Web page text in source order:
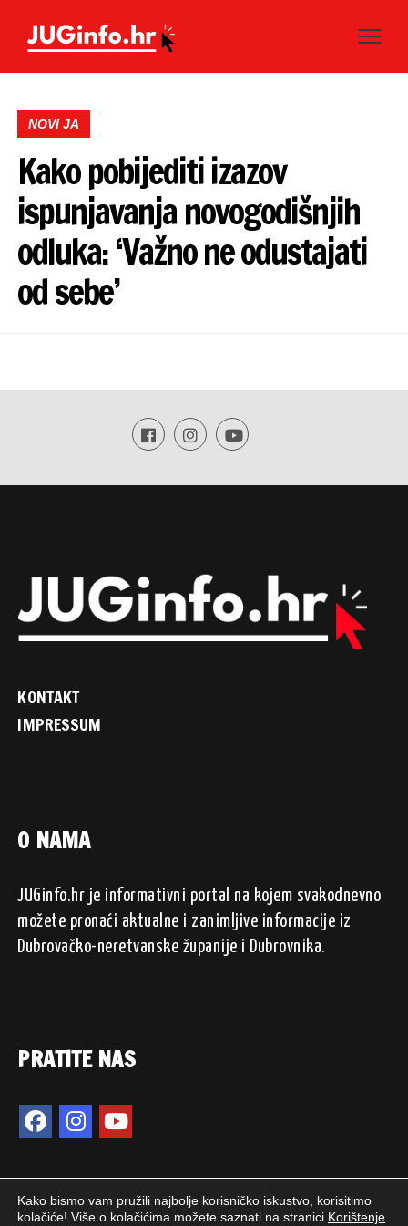
NOVI JA
Kako pobijediti izazov
ispunjavanja novogodišnjih
odluka: ‘Važno ne odustajati
od sebe’
KONTAKT
IMPRESSUM
O NAMA
JUGinfo.hr je informativni portal na kojem svakodnevno
možete pronaći aktualne i zanimljive informacije iz
Dubrovačko-neretvanske županije i Dubrovnika.
PRATITE NAS
Kako bismo vam pružili najbolje korisničko iskustvo, korisitimo
kolačiće! Više o kolačićima možete saznati na stranici Korištenje